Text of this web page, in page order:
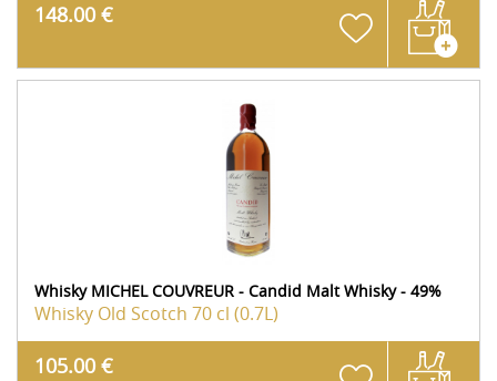
148.00 €
Whisky MICHEL COUVREUR - Candid Malt Whisky - 49%
Whisky Old Scotch 70 cl (0.7L)
105.00 €